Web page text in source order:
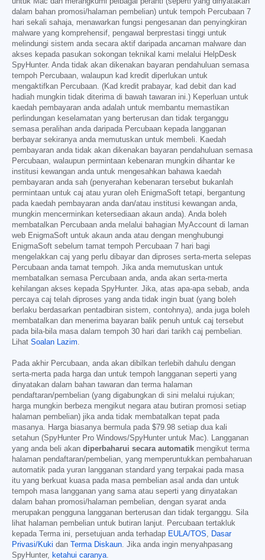
dalam bahan promosi/halaman pembelian) untuk tempoh Percubaan 7
hari sekali sahaja, menawarkan fungsi pengesanan dan penyingkiran
malware yang komprehensif, pengawal berprestasi tinggi untuk
melindungi sistem anda secara aktif daripada ancaman malware dan
akses kepada pasukan sokongan teknikal kami melalui HelpDesk
SpyHunter. Anda tidak akan dikenakan bayaran pendahuluan semasa
tempoh Percubaan, walaupun kad kredit diperlukan untuk
mengaktifkan Percubaan. (Kad kredit prabayar, kad debit dan kad
hadiah mungkin tidak diterima di bawah tawaran ini.) Keperluan untuk
kaedah pembayaran anda adalah untuk membantu memastikan
perlindungan keselamatan yang berterusan dan tidak terganggu
semasa peralihan anda daripada Percubaan kepada langganan
berbayar sekiranya anda memutuskan untuk membeli. Kaedah
pembayaran anda tidak akan dikenakan bayaran pendahuluan semasa
Percubaan, walaupun permintaan kebenaran mungkin dihantar ke
institusi kewangan anda untuk mengesahkan bahawa kaedah
pembayaran anda sah (penyerahan kebenaran tersebut bukanlah
permintaan untuk caj atau yuran oleh EnigmaSoft tetapi, bergantung
pada kaedah pembayaran anda dan/atau institusi kewangan anda,
mungkin mencerminkan ketersediaan akaun anda). Anda boleh
membatalkan Percubaan anda melalui bahagian MyAccount di laman
web EnigmaSoft untuk akaun anda atau dengan menghubungi
EnigmaSoft sebelum tamat tempoh Percubaan 7 hari bagi
mengelakkan caj yang perlu dibayar dan diproses serta-merta selepas
Percubaan anda tamat tempoh. Jika anda memutuskan untuk
membatalkan semasa Percubaan anda, anda akan serta-merta
kehilangan akses kepada SpyHunter. Jika, atas apa-apa sebab, anda
percaya caj telah diproses yang anda tidak ingin buat (yang boleh
berlaku berdasarkan pentadbiran sistem, contohnya), anda juga boleh
membatalkan dan menerima bayaran balik penuh untuk caj tersebut
pada bila-bila masa dalam tempoh 30 hari dari tarikh caj pembelian.
Lihat Soalan Lazim
Pada akhir Percubaan, anda akan dibilkan terlebih dahulu dengan
serta-merta pada harga dan untuk tempoh langganan seperti yang
dinyatakan dalam bahan tawaran dan terma halaman
pendaftaran/pembelian (yang digabungkan di sini melalui rujukan;
harga mungkin berbeza mengikut negara atau butiran promosi setiap
halaman pembelian) jika anda tidak membatalkan tepat pada
masanya. Harga biasanya bermula pada $79.98 setiap dua kali
setahun (SpyHunter Pro Windows/SpyHunter untuk Mac). Langganan
yang anda beli akan diperbaharui secara automatik mengikut terma
halaman pendaftaran/pembelian, yang memperuntukkan pembaharuan
automatik pada yuran langganan standard yang terpakai pada masa
itu yang berkuat kuasa pada masa pembelian asal anda dan untuk
tempoh masa langganan yang sama atau seperti yang dinyatakan
dalam bahan promosi/halaman pembelian, dengan syarat anda
merupakan pengguna langganan berterusan dan tidak terganggu. Sila
lihat halaman pembelian untuk butiran lanjut. Percubaan tertakluk
kepada Terma ini, persetujuan anda terhadap EULA/TOS
Dasar
Privasi/Kuki dan Terma Diskaun . Jika anda ingin menyahpasang
SpyHunter,
ketahui caranya